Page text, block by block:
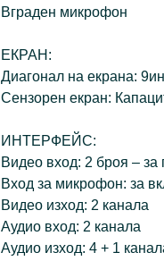
Вграден микрофон
ЕКРАН:
Диагонал на екрана:
Сензорен екран:
ИНТЕРФЕЙС:
Видео вход: 2 броя –
Вход за микрофон: за
Видео изход: 2 канала
Аудио вход: 2 канала
Аудио изход: 4 + 1